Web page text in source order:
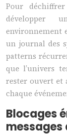
Pour
développer
environnement
un journal des
patterns
que l’univers
rester ouvert et
chaque
Blocages